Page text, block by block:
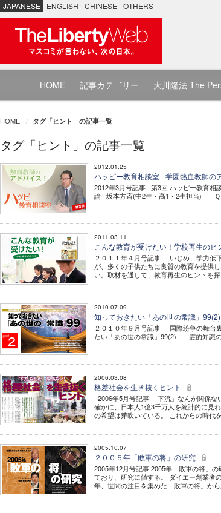
JAPANESE ENGLISH CHINESE OTHERS
HOME 記事カテゴリー 大川隆法 The
HOME タグ「ヒント」の記事一覧
タグ「ヒント」の記事一覧
2012.01.25
ハッピー教育相談室 - 学園熱血教師の
2012年3月号記事 第3回 ハッピー教育相
諭 坂本方斉(中2生・高1・2生担当) Ｑ.
2011.03.11
こんな教育が受けたい！学校再生のヒ
２０１１年４月号記事 いじめ、学力低
が、多くの子供たちに良質の教育を提供
い。取材を通して、教育再生のヒントを
2010.07.09
知っておきたい「あの世の常識」99(2)
２０１０年９月号記事 国際紛争の舞台
たい「あの世の常識」99(2) 霊的知識の
2006.03.08
格差社会を生き抜くヒント
2006年5月号記事 「下流」なんか関係
確かに、日本人1億3千万人を統計的に見
の希望は芽吹いている。 これからの時代
2005.10.07
２００５年「敗軍の将」の研究
2005年12月号記事 2005年「敗軍の将」
ており、研究に値する。 ダイエー創業者
年、世間の注目を集めた「敗軍の将」か